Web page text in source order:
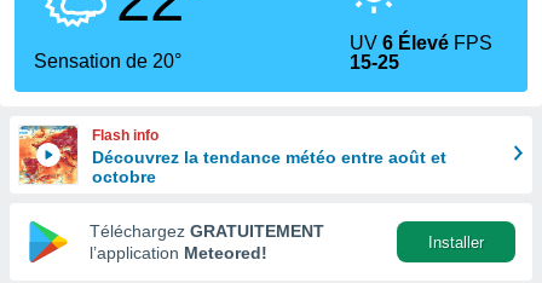
en
Sensation de 20°
UV6 Élevé FPS
15-25
Flash info
Découvrez la tendance météo entre août et
octobre
Téléchargez GRATUITEMENT
l’application Meteored!
Installer